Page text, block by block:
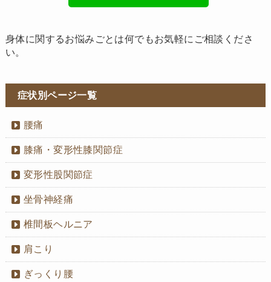
身体に関するお悩みごとは何でもお気軽にご相談くださ
い。
症状別ページ一覧
腰痛
膝痛・変形性膝関節症
変形性股関節症
坐骨神経痛
椎間板ヘルニア
肩こり
ぎっくり腰